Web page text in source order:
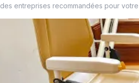
des entreprises recommandées pour